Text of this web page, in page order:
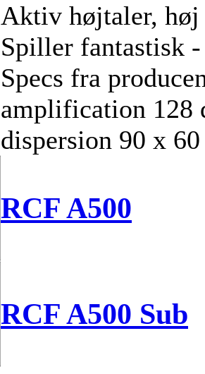
Aktiv højtaler,
Spiller fantastisk
Specs fra
amplification 128
dispersion 90 x
RCF A500
RCF A500 Sub